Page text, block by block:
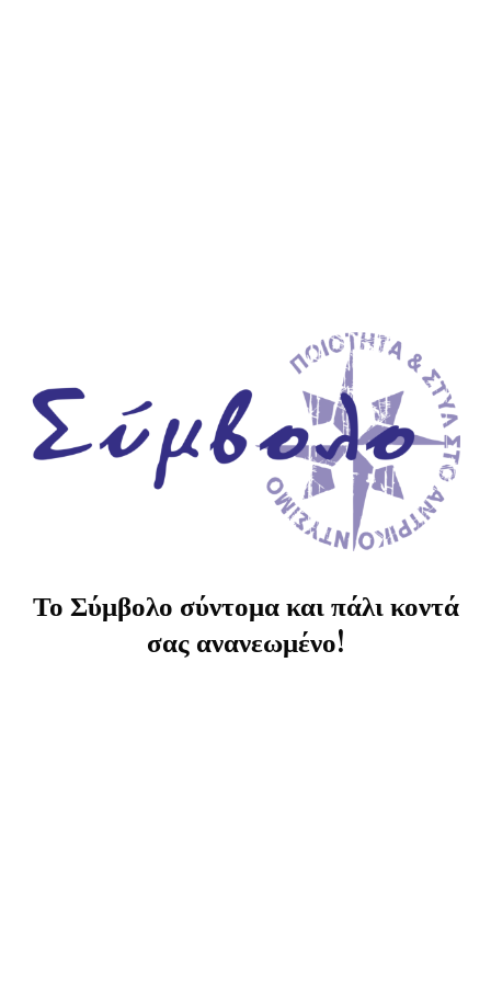
Το Σύμβολο σύντομα και πάλι κοντά
σας ανανεωμένο!